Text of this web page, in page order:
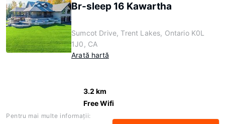
Br-sleep 16 Kawartha
Sumcot Drive, Trent Lakes, Ontario K0L
1J0, CA
Arată hartă
3.2 km
Free Wifi
Pentru mai multe informaţii: